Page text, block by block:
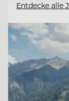
Entdecke alle